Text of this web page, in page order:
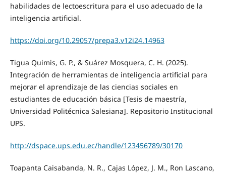
habilidades de lectoescritura para el uso adecuado de la
inteligencia artificial.
https://doi.org/10.29057/prepa3.v12i24.14963
Tigua Quimis, G. P., & Suárez Mosquera, C. H. (2025).
Integración de herramientas de inteligencia artificial para
mejorar el aprendizaje de las ciencias sociales en
estudiantes de educación básica [Tesis de maestría,
Universidad Politécnica Salesiana]. Repositorio Institucional
UPS.
http://dspace.ups.edu.ec/handle/123456789/30170
Toapanta Caisabanda, N. R., Cajas López, J. M., Ron Lascano,